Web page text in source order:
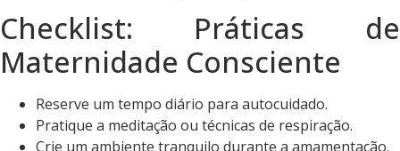
Checklist: Práticas de
Maternidade Consciente
Reserve um tempo diário para autocuidado.
Pratique a meditação ou técnicas de respiração.
Crie um ambiente tranquilo durante a amamentação.